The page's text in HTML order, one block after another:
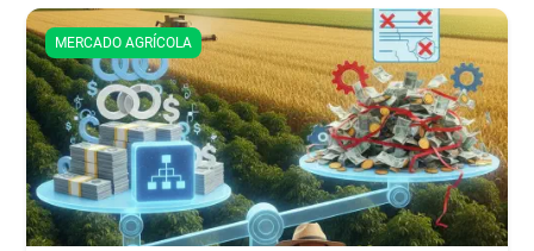
MERCADO AGRÍCOLA